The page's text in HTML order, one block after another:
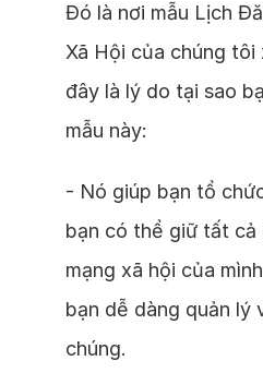
Đó là nơi mẫu Lịch
Xã Hội của chúng tôi
đây là lý do tại sao
mẫu này:
- Nó giúp bạn tổ
bạn có thể giữ tất cả
mạng xã hội của
bạn dễ dàng quản lý
chúng.